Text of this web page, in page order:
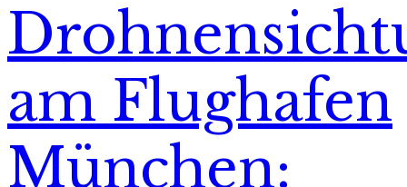
am Flughafen
München: